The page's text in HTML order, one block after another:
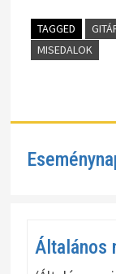
TAGGED
MISEDALOK
Általános